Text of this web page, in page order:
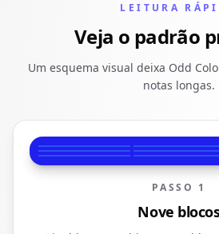
LEITURA
Veja o padrão
Um esquema visual deixa Odd
notas longas.
PASSO 1
Nove